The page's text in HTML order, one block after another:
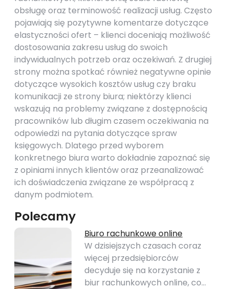
obsługę oraz terminowość realizacji usług. Często
pojawiają się pozytywne komentarze dotyczące
elastyczności ofert – klienci doceniają możliwość
dostosowania zakresu usług do swoich
indywidualnych potrzeb oraz oczekiwań. Z drugiej
strony można spotkać również negatywne opinie
dotyczące wysokich kosztów usług czy braku
komunikacji ze strony biura; niektórzy klienci
wskazują na problemy związane z dostępnością
pracowników lub długim czasem oczekiwania na
odpowiedzi na pytania dotyczące spraw
księgowych. Dlatego przed wyborem
konkretnego biura warto dokładnie zapoznać się
z opiniami innych klientów oraz przeanalizować
ich doświadczenia związane ze współpracą z
danym podmiotem.
Polecamy
Biuro rachunkowe online
W dzisiejszych czasach coraz
więcej przedsiębiorców
decyduje się na korzystanie z
biur rachunkowych online, co…